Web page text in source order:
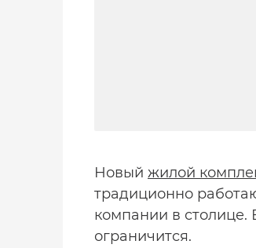
Новый жилой
традиционно
компании в
ограничится.